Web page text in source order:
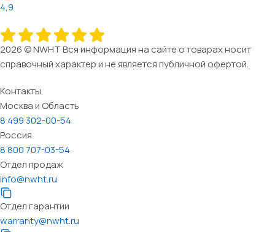
4,9
2026 © NWHT Вся информация на сайте о товарах носит
справочный характер и не является публичной офертой.
Контакты
Москва и Область
8 499 302-00-54
Россия
8 800 707-03-54
Отдел продаж
info@nwht.ru
Отдел гарантии
warranty@nwht.ru